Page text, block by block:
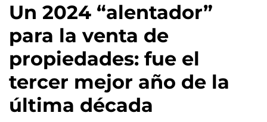
Un 2024 “alentador”
para la venta de
propiedades: fue el
tercer mejor año de la
última década